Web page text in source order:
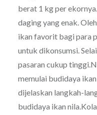
berat 1 kg per
daging yang enak.
ikan favorit bagi para
untuk dikonsumsi.
pasaran cukup
memulai budidaya
dijelaskan langkah-
budidaya ikan